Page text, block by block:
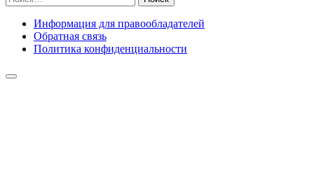
Информация для правообладателей
Обратная связь
Политика конфиденциальности